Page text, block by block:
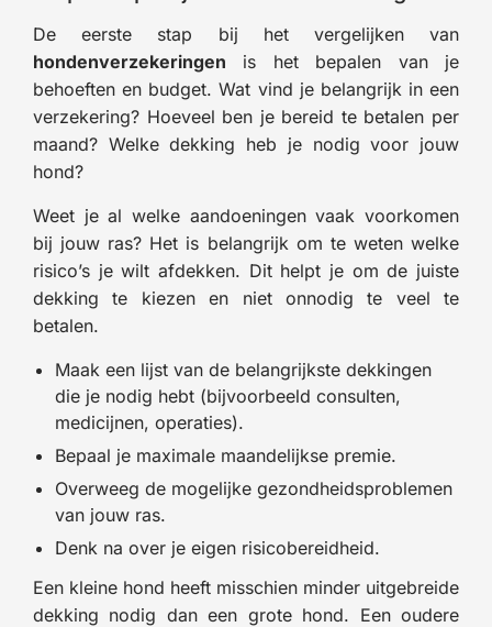
De eerste stap bij het vergelijken van
hondenverzekeringen is het bepalen van je
behoeften en budget. Wat vind je belangrijk in een
verzekering? Hoeveel ben je bereid te betalen per
maand? Welke dekking heb je nodig voor jouw
hond?
Weet je al welke aandoeningen vaak voorkomen
bij jouw ras? Het is belangrijk om te weten welke
risico’s je wilt afdekken. Dit helpt je om de juiste
dekking te kiezen en niet onnodig te veel te
betalen.
Maak een lijst van de belangrijkste dekkingen
die je nodig hebt (bijvoorbeeld consulten,
medicijnen, operaties).
Bepaal je maximale maandelijkse premie.
Overweeg de mogelijke gezondheidsproblemen
van jouw ras.
Denk na over je eigen risicobereidheid.
Een kleine hond heeft misschien minder uitgebreide
dekking nodig dan een grote hond. Een oudere